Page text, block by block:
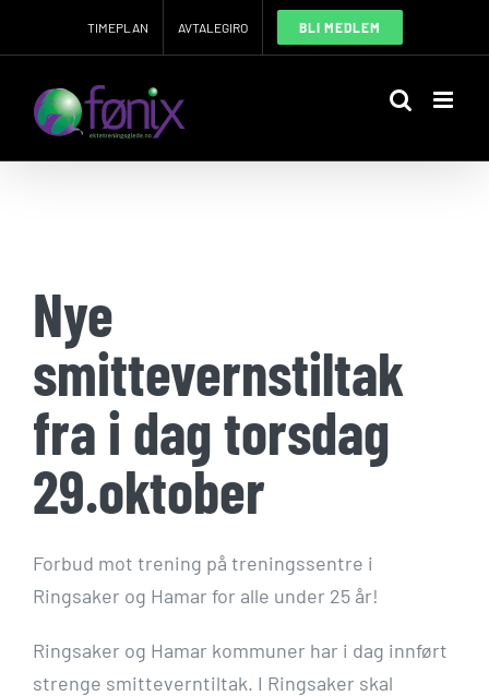
TIMEPLAN AVTALEGIRO BLI MEDLEM
Nye
smittevernstiltak
fra i dag torsdag
29.oktober
Forbud mot trening på treningssentre i
Ringsaker og Hamar for alle under 25 år!
Ringsaker og Hamar kommuner har i dag innført
strenge smitteverntiltak. I Ringsaker skal